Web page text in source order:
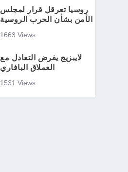
روسيا تعرقل قرار لمجلس
الأمن بشأن الحرب الروسية
1663 Views
لايبزيج يفرض التعادل مع
العملاق البافاري
1531 Views